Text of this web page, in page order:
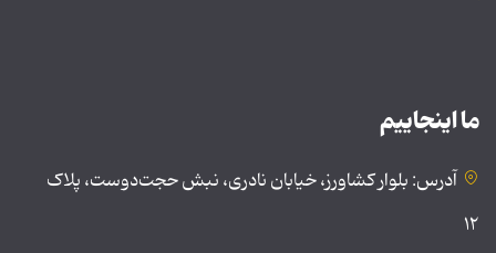
ما اینجاییم
آدرس: بلوار کشاورز، خیابان نادری، نبش حجت‌دوست، پلاک
۱۲